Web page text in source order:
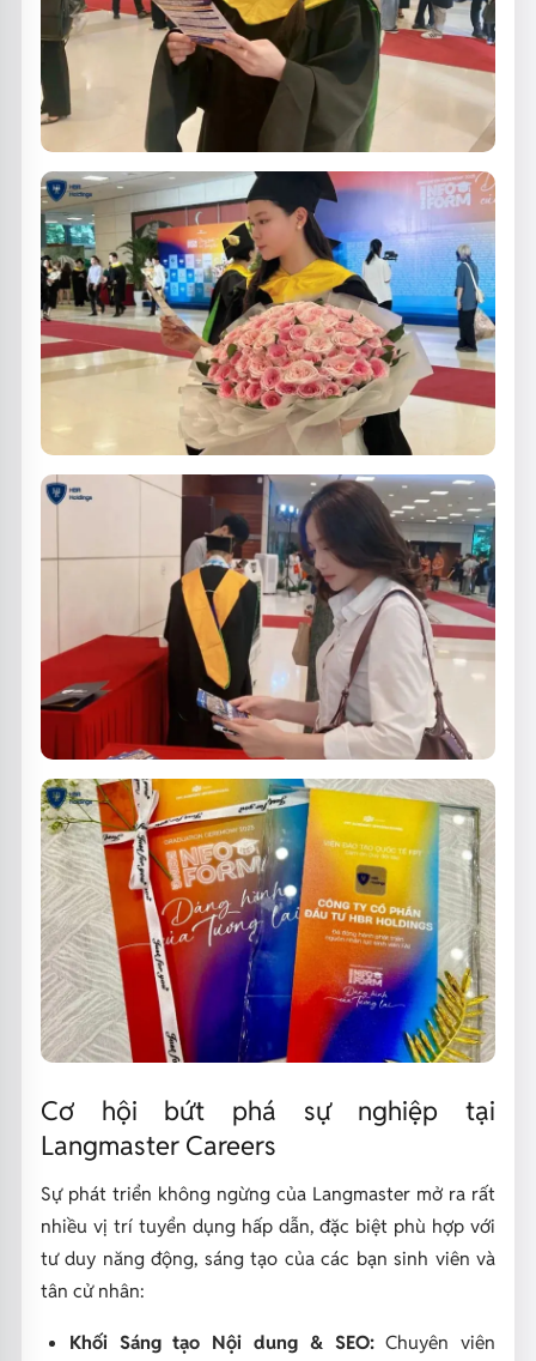
Cơ hội bứt phá sự nghiệp tại
Langmaster Careers
Sự phát triển không ngừng của Langmaster mở ra rất
nhiều vị trí tuyển dụng hấp dẫn, đặc biệt phù hợp với
tư duy năng động, sáng tạo của các bạn sinh viên và
tân cử nhân:
Khối Sáng tạo Nội dung & SEO:Chuyên viên